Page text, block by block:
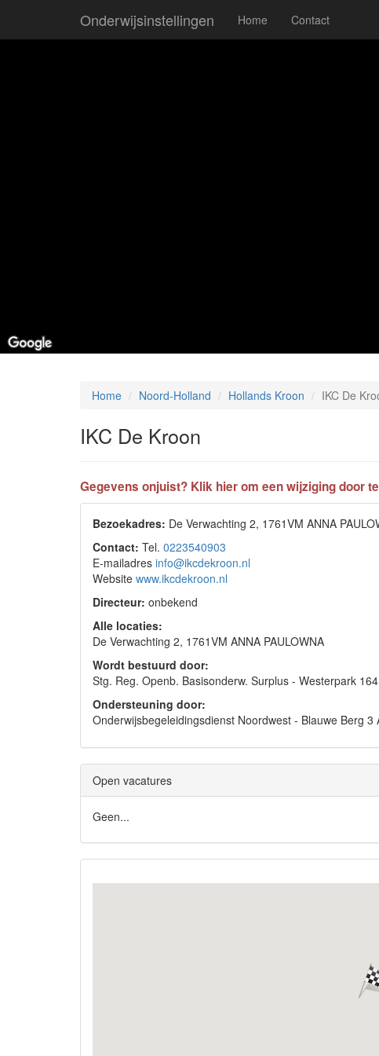
Onderwijsinstellingen Home Contact
Home Noord-Holland Hollands Kroon IKC De
IKC De Kroon
Gegevens onjuist? Klik hier om een wijziging door
Bezoekadres: De Verwachting 2, 1761VM ANNA
Contact: Tel. 0223540903
E-mailadres info@ikcdekroon.nl
Website www.ikcdekroon.nl
Directeur: onbekend
Alle locaties:
De Verwachting 2, 1761VM ANNA PAULOWNA
Wordt bestuurd door:
Stg. Reg. Openb. Basisonderw. Surplus - Westerpark
Ondersteuning door:
Onderwijsbegeleidingsdienst Noordwest - Blauwe Berg 3
Open vacatures
Geen...